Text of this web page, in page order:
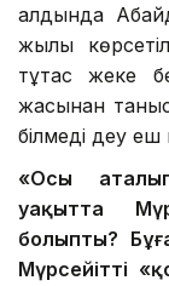
алдында
жылы
тұтас жеке
жасынан
білмеді деу еш
«Осы
уақытта
болыпты?
Мүрсейіттің